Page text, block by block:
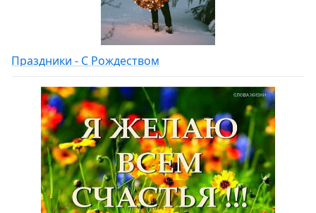
Праздники - С Рождеством